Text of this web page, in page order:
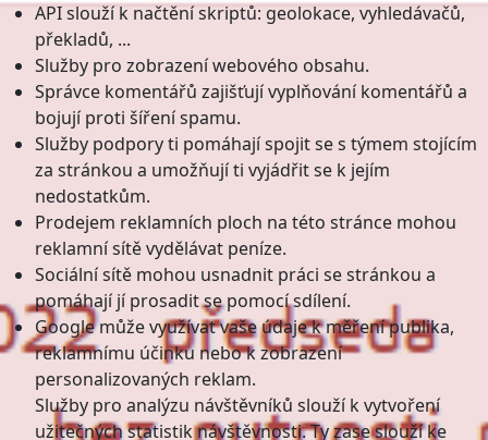
API slouží k načtění skriptů: geolokace, vyhledávačů,
překladů, ...
Služby pro zobrazení webového obsahu.
Správce komentářů zajišťují vyplňování komentářů a
bojují proti šíření spamu.
Služby podpory ti pomáhají spojit se s týmem stojícím
za stránkou a umožňují ti vyjádřit se k jejím
nedostatkům.
Prodejem reklamních ploch na této stránce mohou
reklamní sítě vydělávat peníze.
Sociální sítě mohou usnadnit práci se stránkou a
pomáhají jí prosadit se pomocí sdílení.
Google může využívat vaše údaje k měření publika,
reklamnímu účinku nebo k zobrazení
personalizovaných reklam.
Služby pro analýzu návštěvníků slouží k vytvoření
užitečných statistik návštěvnosti. Ty zase slouží ke